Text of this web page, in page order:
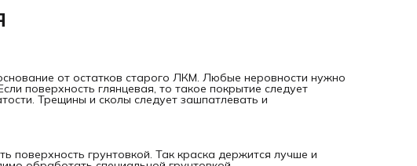
от остатков старого ЛКМ. Любые неровности нужно
поверхность глянцевая, то такое покрытие следует
Трещины и сколы следует зашпатлевать и
поверхность грунтовкой. Так краска держится лучше и